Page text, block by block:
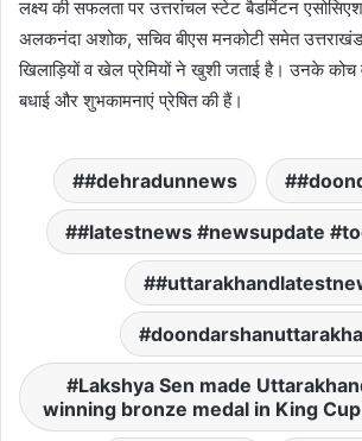
लक्ष्य की सफलता पर उत्तरांचल स्टेट बैडमिंटन
अलकनंदा अशोक, सचिव बीएस मनकोटी समेत
खिलाड़ियों व खेल प्रेमियों ने खुशी जताई है। उनके कोच
बधाई और शुभकामनाएं प्रेषित की हैं।
#dehradunnews
#latestnews #newsupdate
Lakshya Sen made
winning bronze medal in King